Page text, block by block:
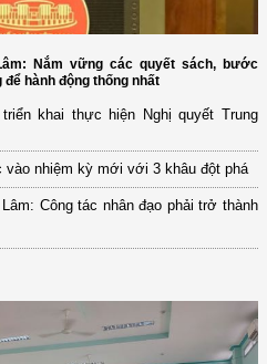
Nắm vững các quyết sách, bước
hành động thống nhất
khai thực hiện Nghị quyết Trung
vào nhiệm kỳ mới với 3 khâu đột phá
Công tác nhân đạo phải trở thành